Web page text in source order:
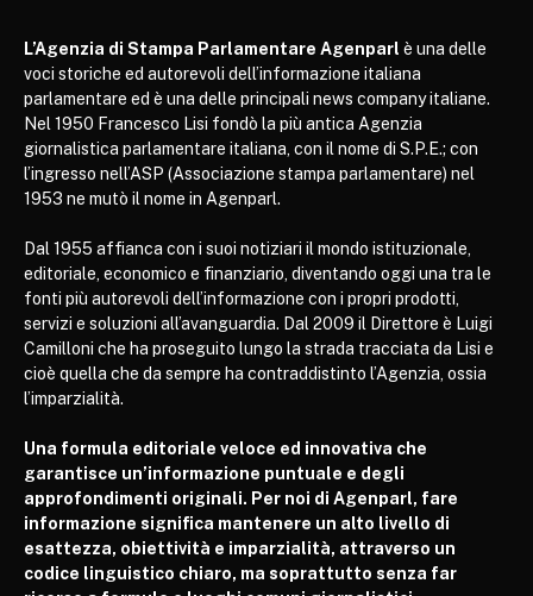
L’Agenzia di Stampa Parlamentare Agenparl è una delle
voci storiche ed autorevoli dell’informazione italiana
parlamentare ed è una delle principali news company italiane.
Nel 1950 Francesco Lisi fondò la più antica Agenzia
giornalistica parlamentare italiana, con il nome di S.P.E.; con
l’ingresso nell’ASP (Associazione stampa parlamentare) nel
1953 ne mutò il nome in Agenparl.
Dal 1955 affianca con i suoi notiziari il mondo istituzionale,
editoriale, economico e finanziario, diventando oggi una tra le
fonti più autorevoli dell’informazione con i propri prodotti,
servizi e soluzioni all’avanguardia. Dal 2009 il Direttore è Luigi
Camilloni che ha proseguito lungo la strada tracciata da Lisi e
cioè quella che da sempre ha contraddistinto l’Agenzia, ossia
l’imparzialità.
Una formula editoriale veloce ed innovativa che
garantisce un’informazione puntuale e degli
approfondimenti originali. Per noi di Agenparl, fare
informazione significa mantenere un alto livello di
esattezza, obiettività e imparzialità, attraverso un
codice linguistico chiaro, ma soprattutto senza far